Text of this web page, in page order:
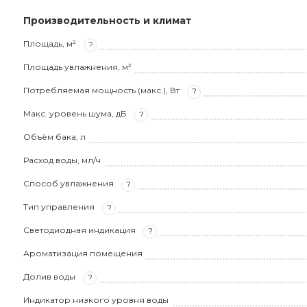
Производительность и климат
Площадь, м² ?
Площадь увлажнения, м²
Потребляемая мощность (макс.), Вт ?
Макс. уровень шума, дБ ?
Объём бака, л
Расход воды, мл/ч
Способ увлажнения ?
Тип управления ?
Светодиодная индикация ?
Ароматизация помещения
Долив воды ?
Индикатор низкого уровня воды